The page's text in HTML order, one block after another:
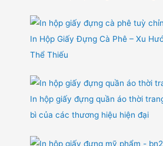
In Hộp Giấy Đựng Cà Phê – Xu
Thể Thiếu
In hộp giấy đựng quần áo thời
bì của các thương hiệu hiện đại